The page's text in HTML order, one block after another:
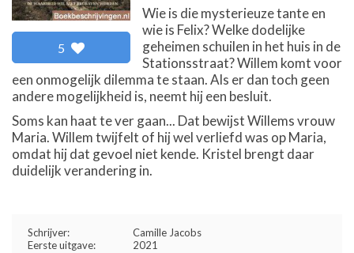
5
Wie is die mysterieuze tante en
wie is Felix? Welke dodelijke
geheimen schuilen in het huis in de
Stationsstraat? Willem komt voor
een onmogelijk dilemma te staan. Als er dan toch geen
andere mogelijkheid is, neemt hij een besluit.
Soms kan haat te ver gaan... Dat bewijst Willems vrouw
Maria. Willem twijfelt of hij wel verliefd was op Maria,
omdat hij dat gevoel niet kende. Kristel brengt daar
duidelijk verandering in.
Schrijver:
Camille Jacobs
Eerste uitgave:
2021